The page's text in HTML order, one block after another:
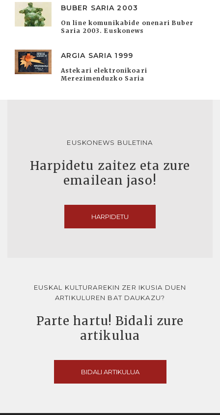
BUBER SARIA 2003
On line komunikabide onenari Buber
Saria 2003. Euskonews
ARGIA SARIA 1999
Astekari elektronikoari
Merezimenduzko Saria
EUSKONEWS BULETINA
Harpidetu zaitez eta zure
emailean jaso!
HARPIDETU
EUSKAL KULTURAREKIN ZER IKUSIA DUEN
ARTIKULUREN BAT DAUKAZU?
Parte hartu! Bidali zure
artikulua
BIDALI ARTIKULUA